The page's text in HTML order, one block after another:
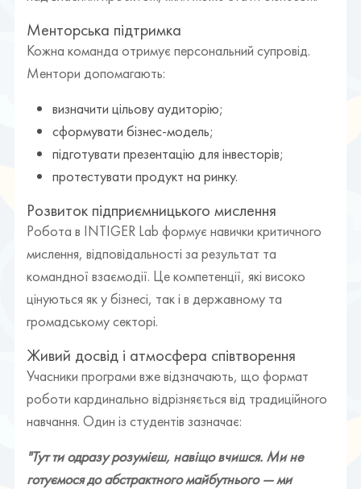
Менторська підтримка
Кожна команда отримує персональний супровід.
Ментори допомагають:
визначити цільову аудиторію;
сформувати бізнес-модель;
підготувати презентацію для інвесторів;
протестувати продукт на ринку.
Розвиток підприємницького мислення
Робота в INTIGER Lab формує навички критичного
мислення, відповідальності за результат та
командної взаємодії. Це компетенції, які високо
цінуються як у бізнесі, так і в державному та
громадському секторі.
Живий досвід і атмосфера співтворення
Учасники програми вже відзначають, що формат
роботи кардинально відрізняється від традиційного
навчання. Один із студентів зазначає:
"Тут ти одразу розумієш, навіщо вчишся. Ми не
готуємося до абстрактного майбутнього — ми